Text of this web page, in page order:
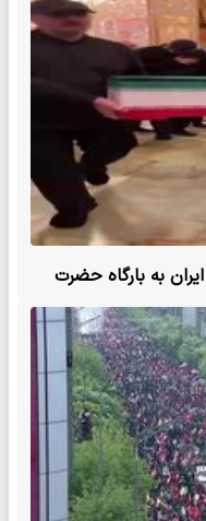
شهید ایران به بارگاه حضرت